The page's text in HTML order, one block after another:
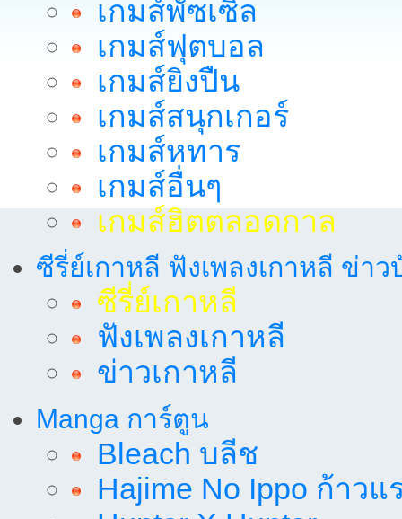
เกมส์พัซเซิล
เกมส์ฟุตบอล
เกมส์ยิงปืน
เกมส์สนุกเกอร์
เกมส์หทาร
เกมส์อื่นๆ
เกมส์ฮิตตลอดกาล
ซีรี่ย์เกาหลี ฟังเพลงเกาหลี ข่าว
ซีรี่ย์เกาหลี
ฟังเพลงเกาหลี
ข่าวเกาหลี
Manga การ์ตูน
Bleach บลีช
Hajime No Ippo ก้าวแ